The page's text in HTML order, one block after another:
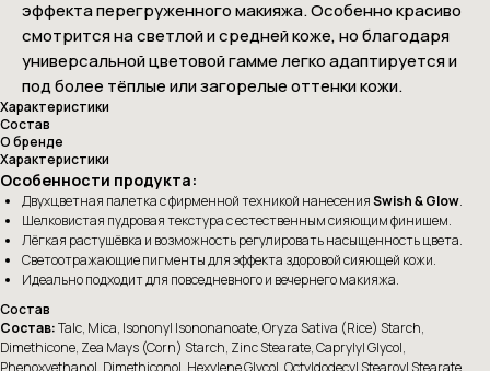
эффекта перегруженного макияжа. Особенно красиво
смотрится на светлой и средней коже, но благодаря
универсальной цветовой гамме легко адаптируется и
под более тёплые или загорелые оттенки кожи.
Характеристики
Состав
О бренде
Характеристики
Особенности продукта:
Двухцветная палетка с фирменной техникой нанесенияSwish & Glow.
Шелковистая пудровая текстура с естественным сияющим финишем.
Лёгкая растушёвка и возможность регулировать насыщенность цвета.
Светоотражающие пигменты для эффекта здоровой сияющей кожи.
Идеально подходит для повседневного и вечернего макияжа.
Состав
Состав:Talc, Mica, Isononyl Isononanoate, Oryza Sativa (Rice) Starch,
Dimethicone, Zea Mays (Corn) Starch, Zinc Stearate, Caprylyl Glycol,
Phenoxyethanol, Dimethiconol, Hexylene Glycol, Octyldodecyl Stearoyl Stearate,